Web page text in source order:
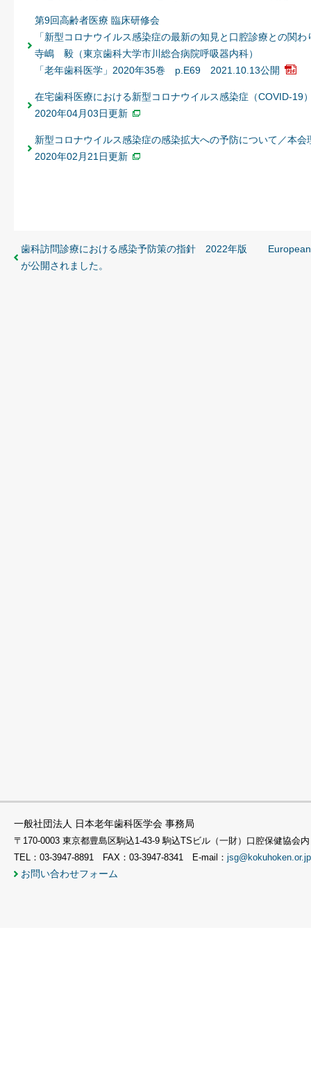
第9回高齢者医療 臨床研修会
「新型コロナウイルス感染症の最新の知見と口腔診療との関わ
寺嶋 毅（東京歯科大学市川総合病院呼吸器内科）
「老年歯科医学」2020年35巻 p.E69 2021.10.13公開
在宅歯科医療における新型コロナウイルス感染症（COVID-19
2020年04月03日更新
新型コロナウイルス感染症の感染拡大への予防について／本会
2020年02月21日更新
歯科訪問診療における感染予防策の指針 2022年版
が公開されました。
一般社団法人 日本老年歯科医学会 事務局
〒170-0003 東京都豊島区駒込1-43-9 駒込TSビル（一財）口腔保健協会内
TEL：03-3947-8891 FAX：03-3947-8341 E-mail： jsg@kokuhoken.or.jp
お問い合わせフォーム